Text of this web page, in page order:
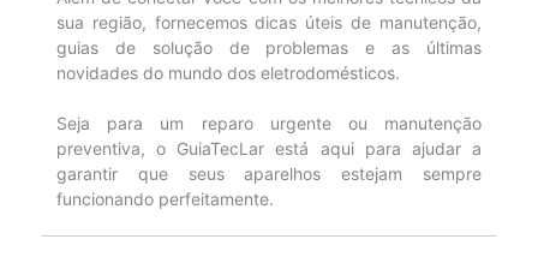
sua região, fornecemos dicas úteis de manutenção,
guias de solução de problemas e as últimas
novidades do mundo dos eletrodomésticos.
Seja para um reparo urgente ou manutenção
preventiva, o GuiaTecLar está aqui para ajudar a
garantir que seus aparelhos estejam sempre
funcionando perfeitamente.